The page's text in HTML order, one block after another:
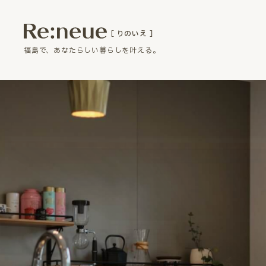
［ りのいえ ］
福島で、あなたらしい暮らしを叶える。